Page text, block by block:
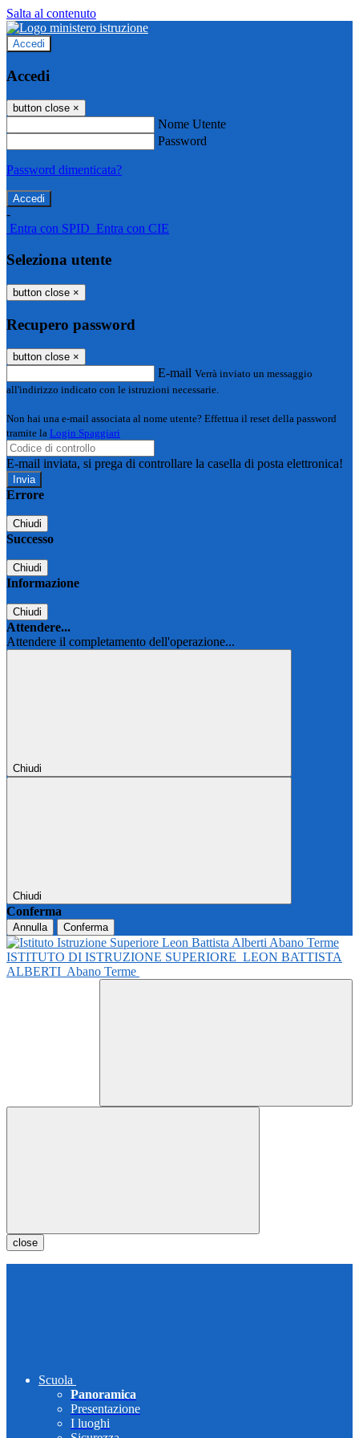
Salta al contenuto
Accedi
Accedi
button close ×
Nome Utente
Password
Password dimenticata?
-
Entra con SPID Entra con CIE
Seleziona utente
button close ×
Recupero password
button close ×
E-mail Verrà inviato un messaggio
all'indirizzo indicato con le istruzioni necessarie.
Non hai una e-mail associata al nome utente? Effettua il reset della password
tramite la Login Spaggiari
E-mail inviata, si prega di controllare la casella di posta elettronica!
Errore
Chiudi
Successo
Chiudi
Informazione
Chiudi
Attendere...
Attendere il completamento dell'operazione...
Chiudi
Chiudi
Conferma
Annulla Conferma
ISTITUTO DI ISTRUZIONE SUPERIORE LEON BATTISTA
ALBERTI Abano Terme
close
Scuola
Panoramica
Presentazione
I luoghi